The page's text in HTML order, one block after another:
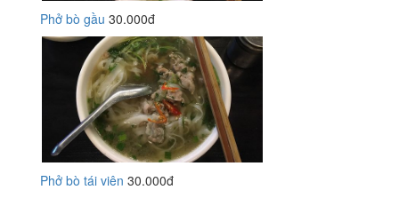
Phở bò gầu 30.000đ
Phở bò tái viên 30.000đ